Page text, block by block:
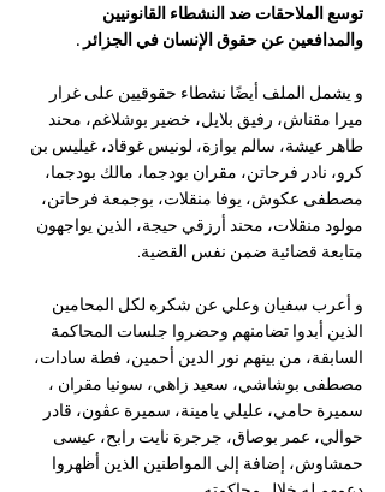
توسع الملاحقات ضد النشطاء القانونيين
والمدافعين عن حقوق الإنسان في الجزائر .
و يشمل الملف أيضًا نشطاء حقوقيين على غرار
ميرا مقناش، رفيق بلايل، خضير بوشلاغم، محند
طاهر عيشة، سالم بوازة، لونيس غوقاد، غيليس بن
كرو، نادر فرحاتن، مقران بودجما، مالك بودجما،
مصطفى عكوش، يوفا منقلات، بوجمعة فرحاتن،
مولود منقلات، محند أرزقي حيجة، الذين يواجهون
متابعة قضائية ضمن نفس القضية.
و أعرب سفيان وعلي عن شكره لكل المحامين
الذين أبدوا تضامنهم وحضروا جلسات المحاكمة
السابقة، من بينهم نور الدين أحمين، فطة سادات،
مصطفى بوشاشي، سعيد زاهي، سونيا مقران ،
سميرة حامي، عليلي يامينة، سميرة عڤون، قادر
حوالي، عمر بوصاق، جرجرة نايت رابح، عيسى
حمشاوش، إضافة إلى المواطنين الذين أظهروا